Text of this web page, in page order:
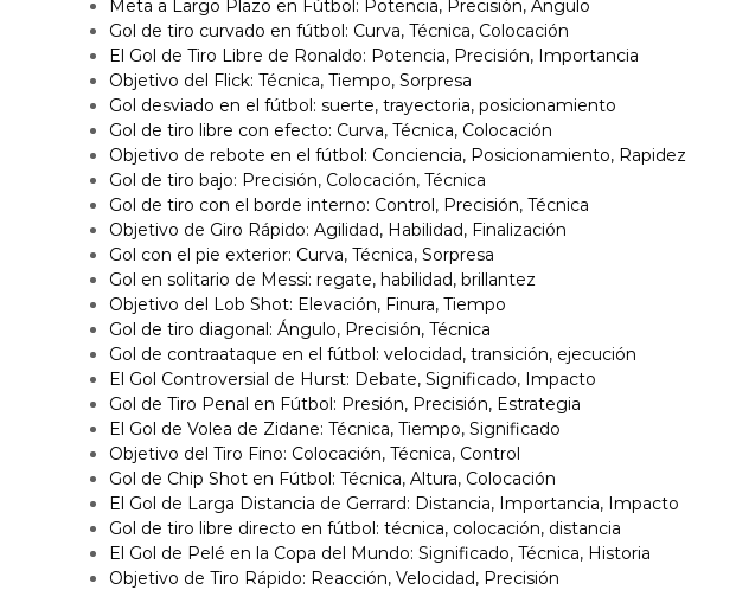
Meta a Largo Plazo en Fútbol: Potencia, Precisión, Ángulo
Gol de tiro curvado en fútbol: Curva, Técnica, Colocación
El Gol de Tiro Libre de Ronaldo: Potencia, Precisión, Importancia
Objetivo del Flick: Técnica, Tiempo, Sorpresa
Gol desviado en el fútbol: suerte, trayectoria, posicionamiento
Gol de tiro libre con efecto: Curva, Técnica, Colocación
Objetivo de rebote en el fútbol: Conciencia, Posicionamiento, Rapidez
Gol de tiro bajo: Precisión, Colocación, Técnica
Gol de tiro con el borde interno: Control, Precisión, Técnica
Objetivo de Giro Rápido: Agilidad, Habilidad, Finalización
Gol con el pie exterior: Curva, Técnica, Sorpresa
Gol en solitario de Messi: regate, habilidad, brillantez
Objetivo del Lob Shot: Elevación, Finura, Tiempo
Gol de tiro diagonal: Ángulo, Precisión, Técnica
Gol de contraataque en el fútbol: velocidad, transición, ejecución
El Gol Controversial de Hurst: Debate, Significado, Impacto
Gol de Tiro Penal en Fútbol: Presión, Precisión, Estrategia
El Gol de Volea de Zidane: Técnica, Tiempo, Significado
Objetivo del Tiro Fino: Colocación, Técnica, Control
Gol de Chip Shot en Fútbol: Técnica, Altura, Colocación
El Gol de Larga Distancia de Gerrard: Distancia, Importancia, Impacto
Gol de tiro libre directo en fútbol: técnica, colocación, distancia
El Gol de Pelé en la Copa del Mundo: Significado, Técnica, Historia
Objetivo de Tiro Rápido: Reacción, Velocidad, Precisión